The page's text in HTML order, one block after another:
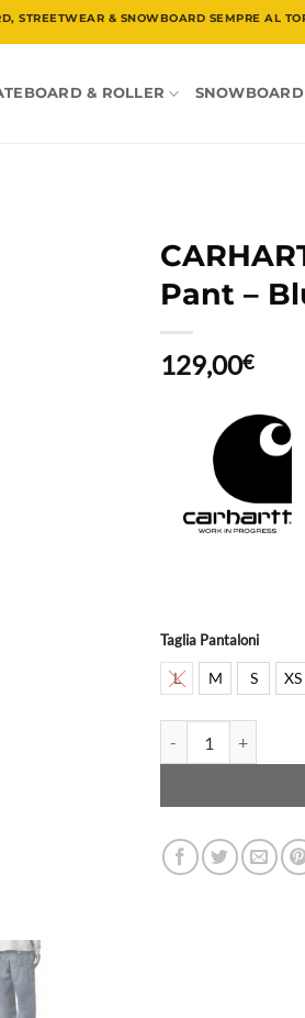
STREETWEAR & SNOWBOARD SEMPRE AL
& ROLLER SNOWBOARD
Pant –
129,00€
Taglia Pantaloni
L M S XS